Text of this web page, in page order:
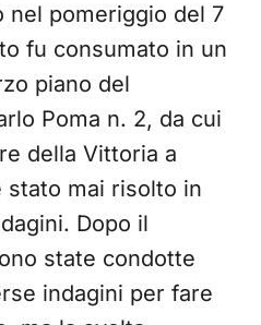
nel pomeriggio del 7
fu consumato in un
piano del
Poma n. 2, da cui
della Vittoria a
stato mai risolto in
Dopo il
state condotte
indagini per fare